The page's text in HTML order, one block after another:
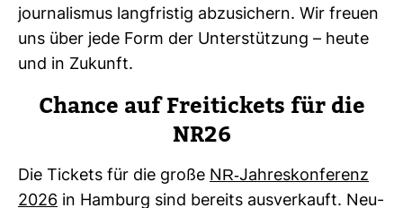
jour­na­lismus lang­fristig abzu­si­chern. Wir freuen
uns über jede Form der Unter­stüt­zung – heute
und in Zukunft.
Chance auf Frei­ti­ckets für die
NR26
Die Tickets für die große NR-​Jah­res­kon­fe­renz
2026 in Ham­burg sind bereits aus­ver­kauft. Neu­